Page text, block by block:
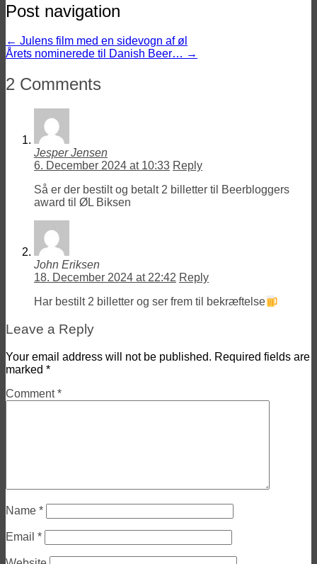
Post navigation
← Julens film med en sidevogn af øl
Årets nominerede til Danish Beer… →
2 Comments
Jesper Jensen
6. December 2024 at 10:33 Reply
Så er der bestilt og betalt 2 billetter til Beerbloggers
award til ØL Biksen
John Eriksen
18. December 2024 at 22:42 Reply
Har bestilt 2 billetter og ser frem til bekræftelse
Leave a Reply
Your email address will not be published. Required fields are
marked *
Comment*
Name *
Email *